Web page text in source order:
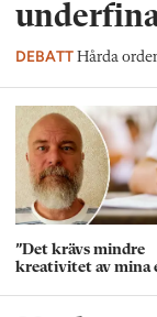
DEBATT Hårda
”Det krävs mindre
kreativitet av mina